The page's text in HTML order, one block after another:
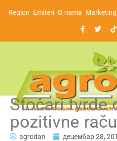
Region Emiteri O nama Marketing
Stočari tvrde
pozitivne
agrodan децембар 28,